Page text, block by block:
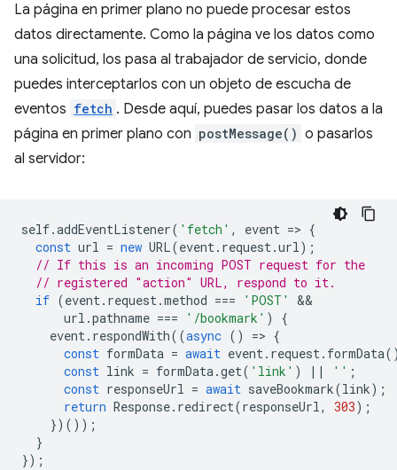
La página en primer plano no puede procesar estos
datos directamente. Como la página ve los datos como
una solicitud, los pasa al trabajador de servicio, donde
puedes interceptarlos con un objeto de escucha de
eventos fetch . Desde aquí, puedes pasar los datos a la
página en primer plano con postMessage() o pasarlos
al servidor:
self.addEventListener( 'fetch' , event => {
const url = new URL(event. request.url);
// If this is an incoming POST request for the
// registered "action" URL, respond to it.
if (event. request.method === 'POST'
url .pathname === '/bookmark' )
{
event. respondWith((async () => {
const formData = await event. request. formData
const link = formData.get( 'link' ) || '' ;
const responseUrl = await saveBookmark(link);
return Response. redirect(responseUrl, 303);
})());
}
});